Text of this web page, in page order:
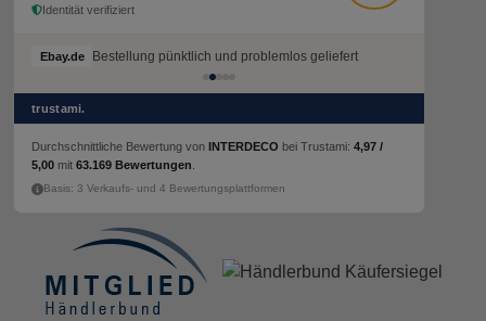
Identität verifiziert
Ebay.de Bestellung pünktlich und problemlos geliefert
Ebay.de Bestellung pünktlich und problemlos geliefert
trustami.
Durchschnittliche Bewertung von INTERDECO bei Trustami: 4,97 /
5,00 mit 63.169 Bewertungen
Basis: 3 Verkaufs- und 4 Bewertungsplattformen